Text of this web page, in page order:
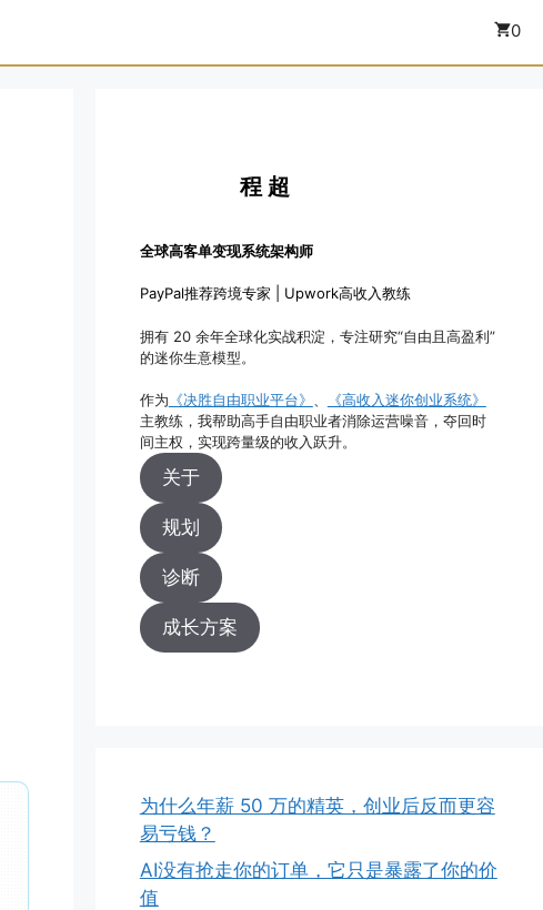
0
程 超
全球高客单变现系统架构师
PayPal推荐跨境专家 | Upwork高收入教练
拥有 20 余年全球化实战积淀，专注研究“自由且高盈利”
的迷你生意模型。
作为 《决胜自由职业平台》
《高收入迷你创业系统》
主教练，我帮助高手自由职业者消除运营噪音，夺回时
间主权，实现跨量级的收入跃升。
关于
规划
诊断
成长方案
为什么年薪 50 万的精英，创业后反而更容
易亏钱？
AI没有抢走你的订单，它只是暴露了你的价
值